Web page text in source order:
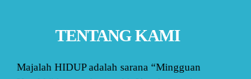
TENTANG KAMI
Majalah HIDUP adalah sarana “Mingguan